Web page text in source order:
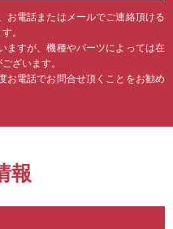
お電話またはメールでご連絡頂ける
。
ますが、機種やパーツによっては在
ざいます。
お電話でお問合せ頂くことをお勧め
報